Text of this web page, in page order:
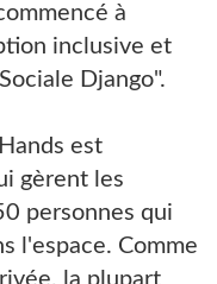
à
inclusive et
Django".
est
gèrent les
personnes qui
l'espace. Comme
la plupart